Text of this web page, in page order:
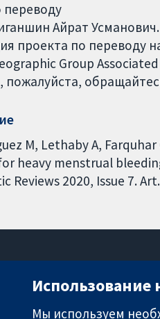
переводу
Айрат
проекта по переводу
Group
пожалуйста,
M, Lethaby A,
heavy menstrual
Reviews 2020, Issue 7.
Мы используем